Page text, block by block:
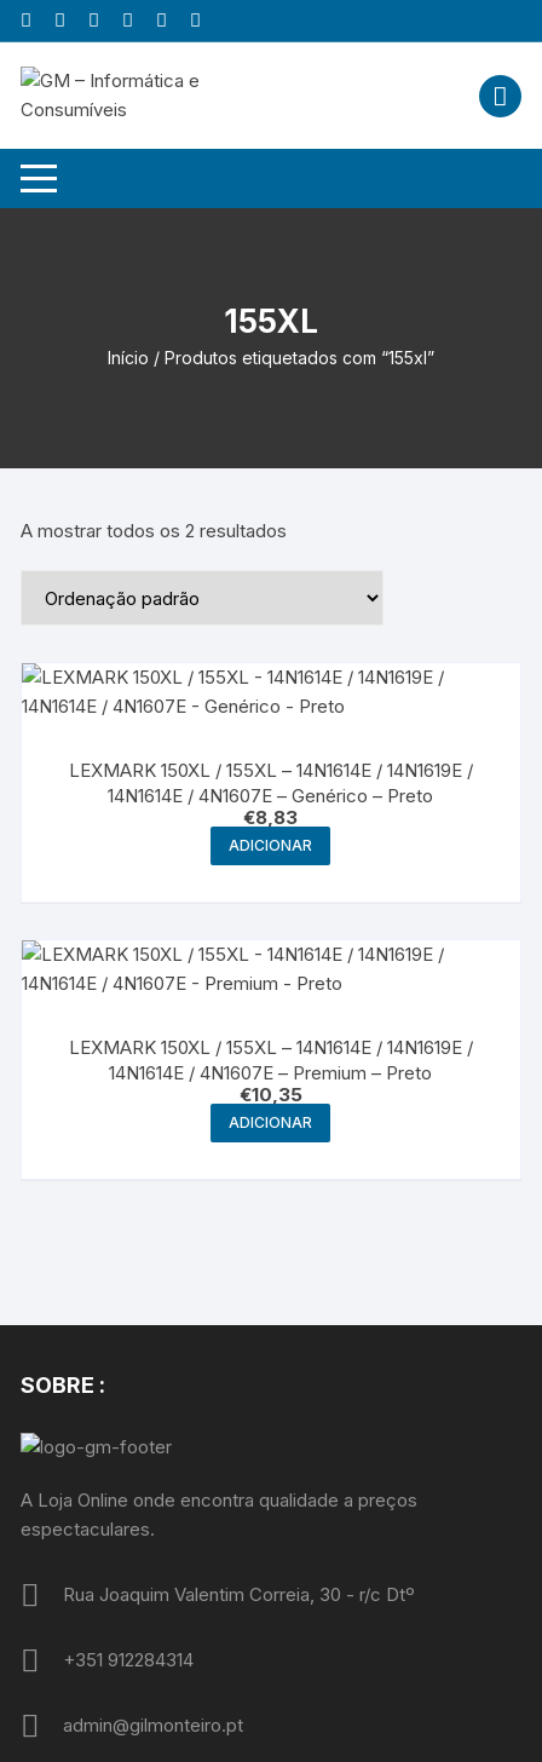
Skip
to
content
155XL
Início / Produtos etiquetados com “155xl”
A mostrar todos os 2 resultados
LEXMARK 150XL / 155XL – 14N1614E / 14N1619E /
14N1614E / 4N1607E – Genérico – Preto
€8,83
ADICIONAR
LEXMARK 150XL / 155XL – 14N1614E / 14N1619E /
14N1614E / 4N1607E – Premium – Preto
€10,35
ADICIONAR
SOBRE :
A Loja Online onde encontra qualidade a preços
espectaculares.
Rua Joaquim Valentim Correia, 30 - r/c Dtº
+351 912284314
admin@gilmonteiro.pt